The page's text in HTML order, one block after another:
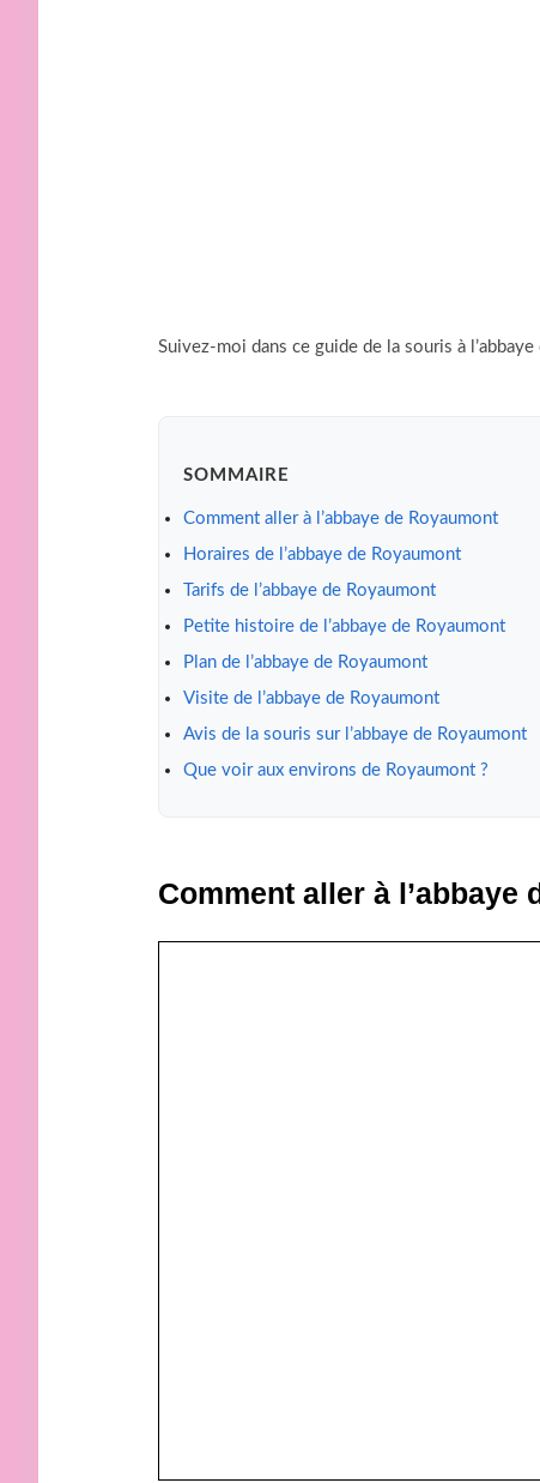
Suivez-moi dans ce guide de la souris à
SOMMAIRE
Comment aller à l’abbaye de Royaumont
Horaires de l’abbaye de Royaumont
Tarifs de l’abbaye de Royaumont
Petite histoire de l’abbaye de Royaumont
Plan de l’abbaye de Royaumont
Visite de l’abbaye de Royaumont
Avis de la souris sur l’abbaye de Royaumont
Que voir aux environs de Royaumont ?
Comment aller à l’abbaye